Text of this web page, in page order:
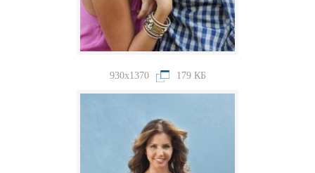
930x1370 179 КБ